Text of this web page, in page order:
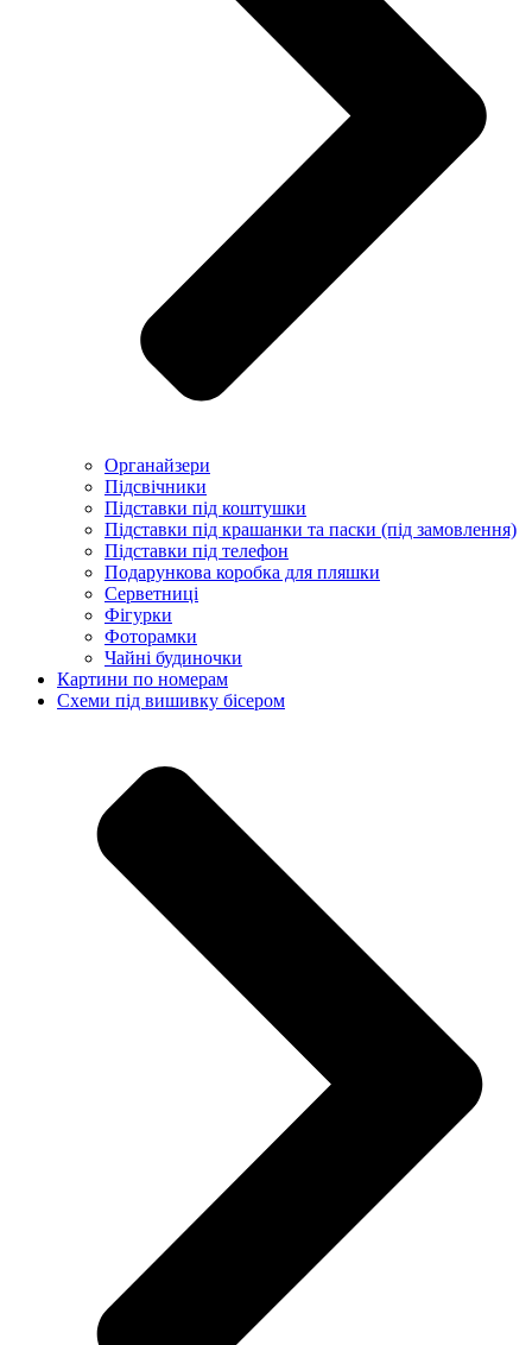
Органайзери
Підсвічники
Підставки під коштушки
Підставки під крашанки та паски (під замовлення)
Підставки під телефон
Подарункова коробка для пляшки
Серветниці
Фігурки
Фоторамки
Чайні будиночки
Картини по номерам
Схеми під вишивку бісером